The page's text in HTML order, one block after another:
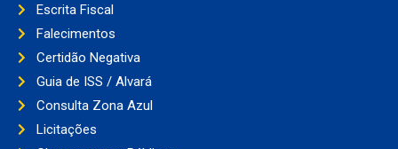
Escrita Fiscal
Falecimentos
Certidão Negativa
Guia de ISS / Alvará
Consulta Zona Azul
Licitações